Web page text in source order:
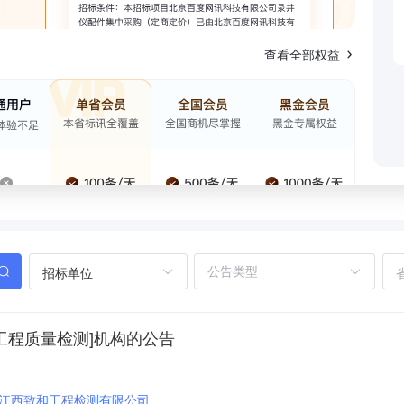
查看全部权益
招标单位
程质量检测]机构的公告
西致和工程检测有限公司